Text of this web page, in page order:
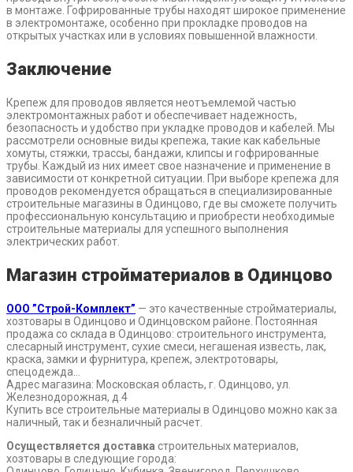
в монтаже. Гофрированные трубы находят широкое применение
в электромонтаже, особенно при прокладке проводов на
открытых участках или в условиях повышенной влажности.
Заключение
Крепеж для проводов является неотъемлемой частью
электромонтажных работ и обеспечивает надежность,
безопасность и удобство при укладке проводов и кабелей. Мы
рассмотрели основные виды крепежа, такие как кабельные
хомуты, стяжки, трассы, бандажи, клипсы и гофрированные
трубы. Каждый из них имеет свое назначение и применение в
зависимости от конкретной ситуации. При выборе крепежа для
проводов рекомендуется обращаться в специализированные
строительные магазины в Одинцово, где вы сможете получить
профессиональную консультацию и приобрести необходимые
строительные материалы для успешного выполнения
электрических работ.
Магазин стройматериалов в Одинцово
ООО ”Строй-Комплект” — это качественные стройматериалы,
хозтовары в Одинцово и Одинцовском районе. Постоянная
продажа со склада в Одинцово: строительного инструмента,
слесарный инструмент, сухие смеси, негашеная известь, лак,
краска, замки и фурнитура, крепеж, электротовары,
спецодежда…
Адрес магазина: Московская область, г. Одинцово, ул.
Железнодорожная, д.4
Купить все строительные материалы в Одинцово можно как за
наличный, так и безналичный расчет.
Осуществляется доставка строительных материалов,
хозтовары в следующие города: